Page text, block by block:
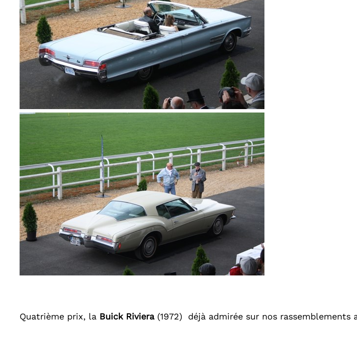
Quatrième prix, la Buick Riviera (1972) déjà admirée sur nos rassemblements